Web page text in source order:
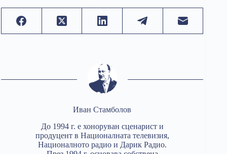
Иван Стамболов
До 1994 г. е хоноруван сценарист и
продуцент в Националната телевизия,
Националното радио и Дарик Радио.